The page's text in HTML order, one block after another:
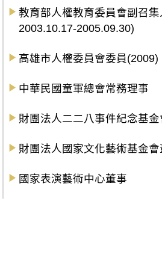
教育部人權教育委員會副召
2003.10.17-2005.09.30)
高雄市人權委員會委員(2009)
中華民國童軍總會常務理事
財團法人二二八事件紀念基金
財團法人國家文化藝術基金會
國家表演藝術中心董事